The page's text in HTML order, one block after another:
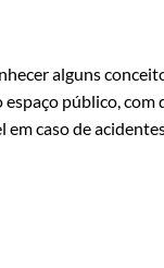
alguns
público,
caso de